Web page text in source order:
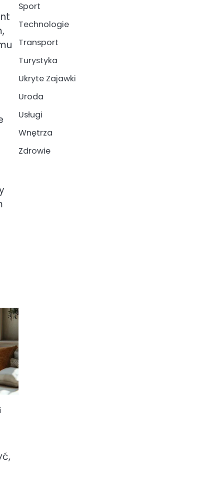
Sport
Technologie
Transport
Turystyka
Ukryte Zajawki
Uroda
Usługi
Wnętrza
Zdrowie